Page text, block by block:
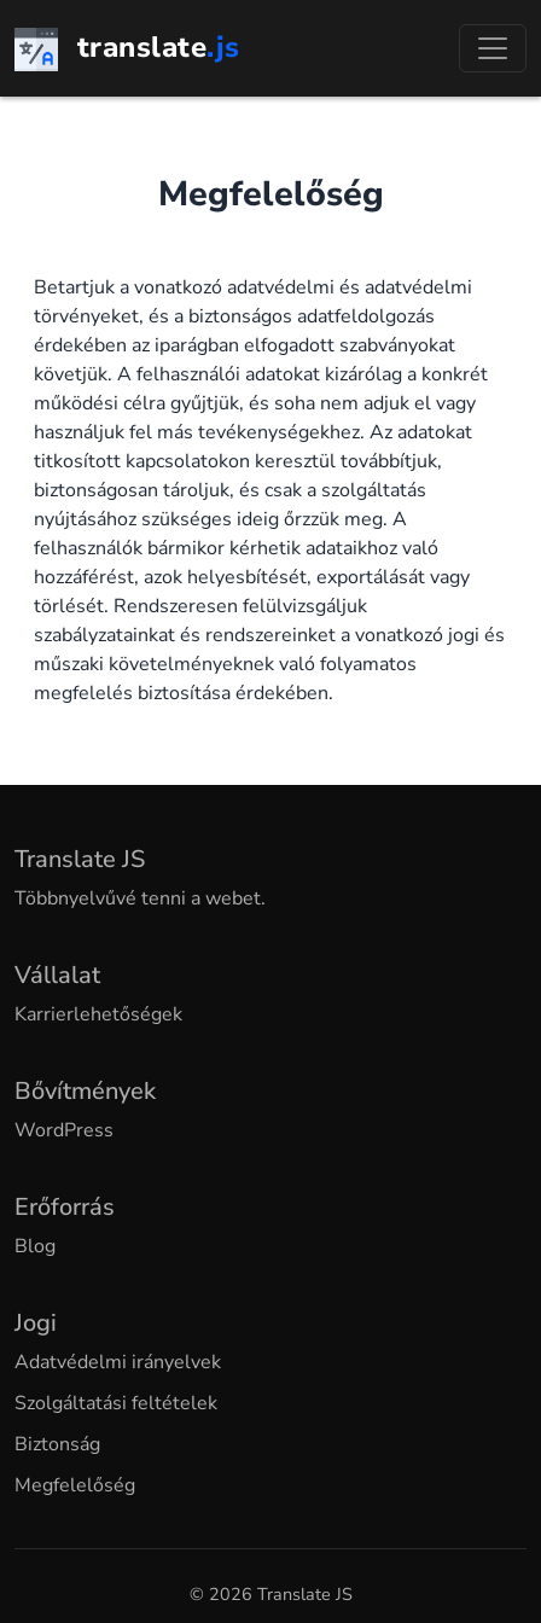
tartalomhoz
translate.js
Megfelelőség
Betartjuk a vonatkozó adatvédelmi és adatvédelmi
törvényeket, és a biztonságos adatfeldolgozás
érdekében az iparágban elfogadott szabványokat
követjük. A felhasználói adatokat kizárólag a konkrét
működési célra gyűjtjük, és soha nem adjuk el vagy
használjuk fel más tevékenységekhez. Az adatokat
titkosított kapcsolatokon keresztül továbbítjuk,
biztonságosan tároljuk, és csak a szolgáltatás
nyújtásához szükséges ideig őrzzük meg. A
felhasználók bármikor kérhetik adataikhoz való
hozzáférést, azok helyesbítését, exportálását vagy
törlését. Rendszeresen felülvizsgáljuk
szabályzatainkat és rendszereinket a vonatkozó jogi és
műszaki követelményeknek való folyamatos
megfelelés biztosítása érdekében.
Translate JS
Többnyelvűvé tenni a webet.
Vállalat
Karrierlehetőségek
Bővítmények
WordPress
Erőforrás
Blog
Jogi
Adatvédelmi irányelvek
Szolgáltatási feltételek
Biztonság
Megfelelőség
© 2026 Translate JS